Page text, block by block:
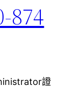
874
證